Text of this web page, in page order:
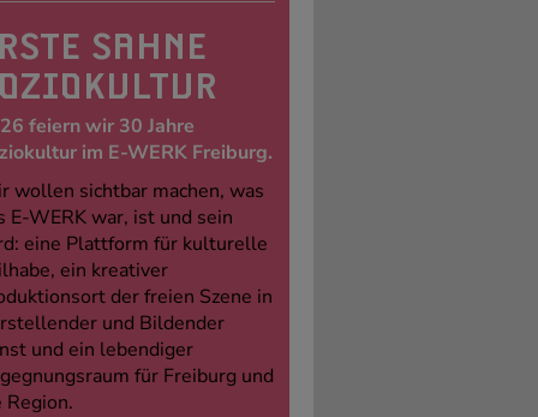
SAHNE
feiern wir 30 Jahre
im E-WERK Freiburg.
wollen sichtbar machen, was
E-WERK war, ist und sein
eine Plattform für kulturelle
ein kreativer
der freien Szene in
und Bildender
und ein lebendiger
für Freiburg und
Region.